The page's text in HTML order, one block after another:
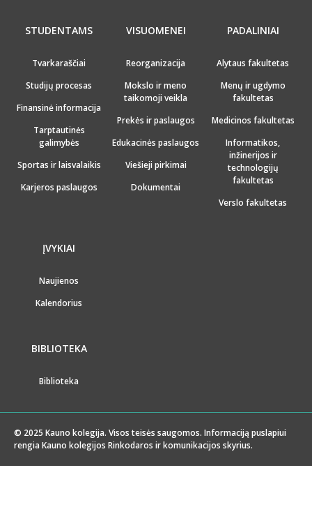
STUDENTAMS
Tvarkaraščiai
Studijų procesas
Finansinė informacija
Tarptautinės
galimybės
Sportas ir laisvalaikis
Karjeros paslaugos
VISUOMENEI
Reorganizacija
Mokslo ir meno
taikomoji veikla
Prekės ir paslaugos
Edukacinės paslaugos
Viešieji pirkimai
Dokumentai
PADALINIAI
Alytaus fakultetas
Menų ir ugdymo
fakultetas
Medicinos fakultetas
Informatikos,
inžinerijos ir
technologijų
fakultetas
Verslo fakultetas
ĮVYKIAI
Naujienos
Kalendorius
BIBLIOTEKA
Biblioteka
© 2025 Kauno kolegija. Visos teisės saugomos. Informaciją puslapiui
rengia Kauno kolegijos Rinkodaros ir komunikacijos skyrius.